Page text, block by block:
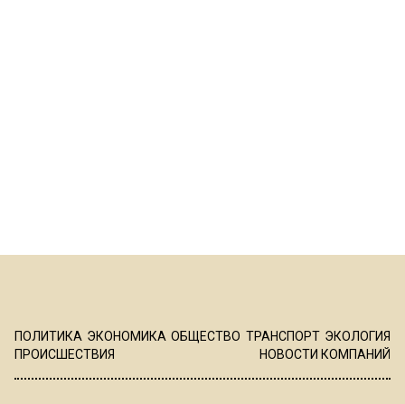
ПОЛИТИКА ЭКОНОМИКА ОБЩЕСТВО ТРАНСПОРТ ЭКОЛОГИЯ
ПРОИСШЕСТВИЯ
НОВОСТИ КОМПАНИЙ